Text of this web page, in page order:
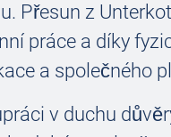
Přesun z
práce a díky
a společného
v duchu